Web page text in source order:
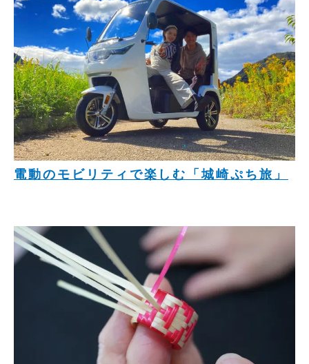
電動のモビリティで楽しむ「城崎ぷち旅」